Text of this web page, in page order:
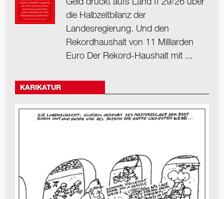
Geld drückt aufs Land ff 29/26 über
die Halbzeitbilanz der
Landesregierung. Und den
Rekordhaushalt von 11 Milliarden
Euro Der Rekord-Haushalt mit ...
KARIKATUR